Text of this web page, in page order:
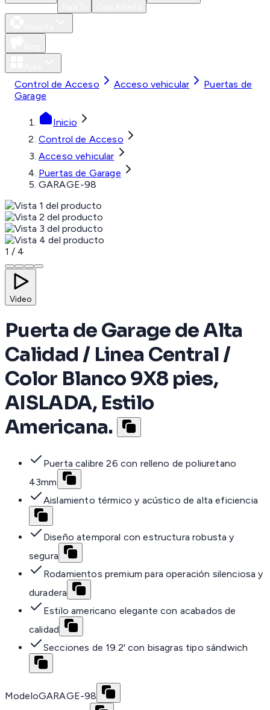
Control de Acceso Acceso vehicular
Puertas de
Garage
Inicio
Control de Acceso
Acceso vehicular
Puertas de Garage
GARAGE-98
1 / 4
Video
Puerta de Garage de Alta
Calidad / Linea Central /
Color Blanco 9X8 pies,
AISLADA, Estilo
Americana.
Puerta calibre 26 con relleno de poliuretano
43mm
Aislamiento térmico y acústico de alta eficiencia
Diseño atemporal con estructura robusta y
segura
Rodamientos premium para operación silenciosa y
duradera
Estilo americano elegante con acabados de
calidad
Secciones de 19.2' con bisagras tipo sándwich
ModeloGARAGE-98